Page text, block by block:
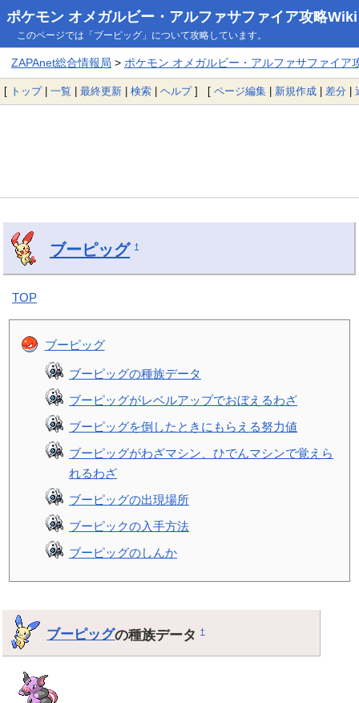
ポケモン オメガルビー・アルファサファイア攻略Wiki
このページでは「ブーピッグ」について攻略しています。
ZAPAnet総合情報局 > ポケモン オメガルビー・アルファサファイア
[ トップ| 一覧 | 最終更新 | 検索 | ヘルプ] [ ページ編集 | 新規作成 | 差分 |
ブーピッグ †
TOP
ブーピッグ
ブーピッグの種族データ
ブーピッグがレベルアップでおぼえるわざ
ブーピッグを倒したときにもらえる努力値
ブーピッグがわざマシン、ひでんマシンで覚えら
れるわざ
ブーピッグの出現場所
ブーピックの入手方法
ブーピッグのしんか
ブーピッグの種族データ†